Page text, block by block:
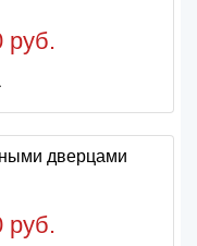
руб.
руб.